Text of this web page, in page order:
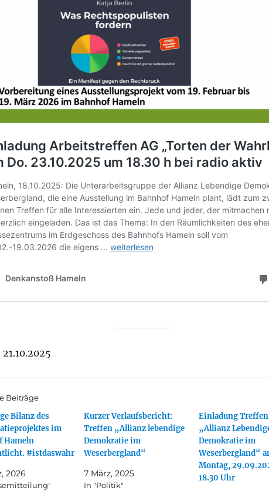
Beiträge
Bilanz des
im
Hameln
#istdaswahr
2026
Kurzer Verlaufsbericht:
Treffen „Allianz lebendige
Demokratie im
Weserbergland“
7 März, 2025
In "Politik"
Einladung
„Allianz
Demokratie im
Weserbergland“
Montag,
18.30 Uhr